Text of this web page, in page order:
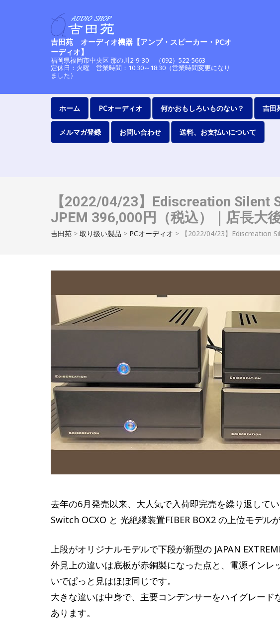
吉田苑 オーディオ機器【アンプ・スピーカー・PCオ
ーディオ】
福岡県福岡市中央区 那の川2-9-30 （092）522-5663
定休日：火曜 営業時間：10:30～18:30（営業時間変更になり
ました）
ホーム PCオーディオ 何かおもしろいものない？ 吉田
メルマガ登録 お問い合わせ 送料、お支払いについて
【2022/04/23】Ediscreation Silent
JPEM 396,000円（税込）｜店長大
吉田苑 > 取り扱い製品 > PCオーディオ > 【2022/04/23】Ediscreation
去年の6月発売以来、大人気で入荷即完売を繰り返して
Switch OCXO と 光絶縁装置FIBER BOX2 の上位モデル
上段がオリジナルモデルで下段が新型の JAPAN
外見上の違いは底板が赤銅製になった点と、電源インレ
いでぱっと見はほぼ同じです。
大きな違いは中身で、主要コンデンサーをハイグレード
あります。